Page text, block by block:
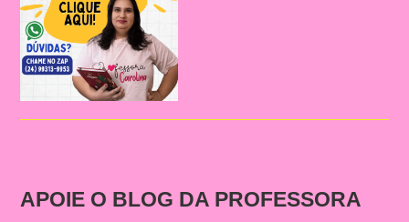
APOIE O BLOG DA PROFESSORA